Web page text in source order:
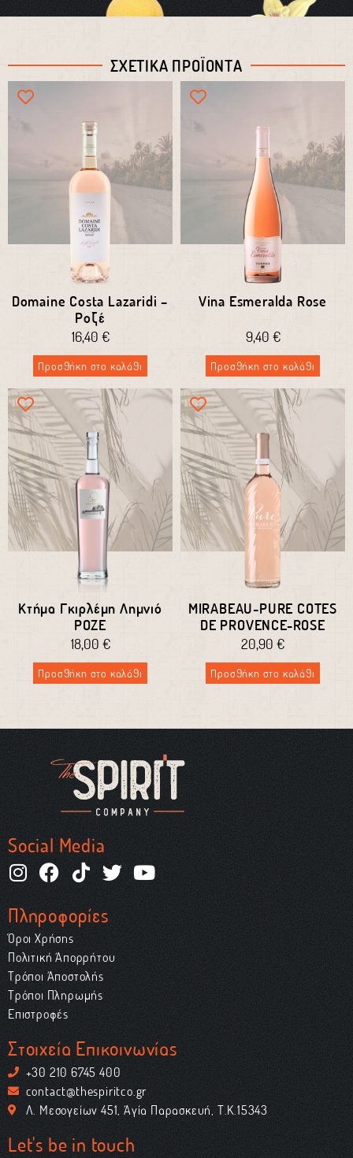
Βανίλια
Πεπόνι
ΣΧΕΤΙΚΑ ΠΡΟΪΟΝΤΑ
Domaine Costa Lazaridi –
Ροζέ
16,40 €
Προσθήκη στο καλάθι
Vina Esmeralda Rose
9,40 €
Προσθήκη στο καλάθι
Κτήμα Γκιρλέμη Λημνιό
ΡΟΖΕ
18,00 €
Προσθήκη στο καλάθι
MIRABEAU-PURE COTES
DE PROVENCE-ROSE
20,90 €
Προσθήκη στο καλάθι
Social Media
Πληροφορίες
Όροι Χρήσης
Πολιτική Απορρήτου
Τρόποι Αποστολής
Τρόποι Πληρωμής
Επιστροφές
Στοιχεία Επικοινωνίας
+30 210 6745 400
contact@thespiritco.gr
Λ. Μεσογείων 451, Αγία Παρασκευή, Τ.Κ.15343
Let's be in touch